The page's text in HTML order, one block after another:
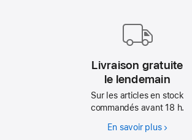
Livraison gratuite
le lendemain
Sur les articles en stock
commandés avant 18 h.
En savoir plusLivraison